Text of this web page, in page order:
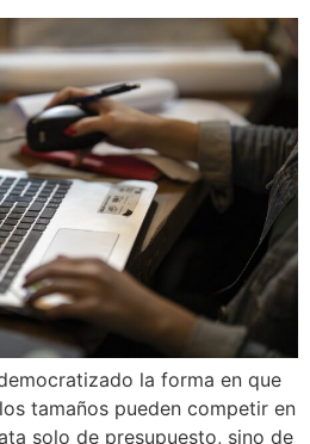
la forma en que
tamaños pueden competir en
solo de presupuesto, sino de